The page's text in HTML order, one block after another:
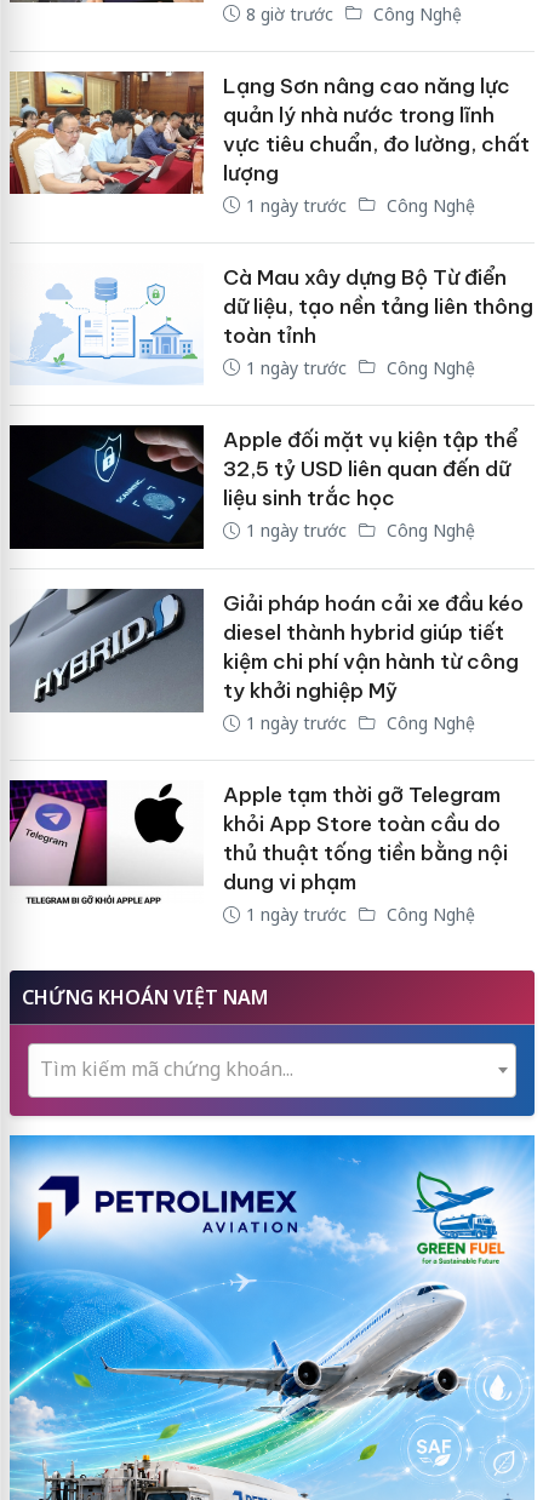
8 giờ trước Công Nghệ
Lạng Sơn nâng cao năng lực
quản lý nhà nước trong lĩnh
vực tiêu chuẩn, đo lường, chất
lượng
1 ngày trước Công Nghệ
Cà Mau xây dựng Bộ Từ điển
dữ liệu, tạo nền tảng liên thông
toàn tỉnh
1 ngày trước Công Nghệ
Apple đối mặt vụ kiện tập thể
32,5 tỷ USD liên quan đến dữ
liệu sinh trắc học
1 ngày trước Công Nghệ
Giải pháp hoán cải xe đầu kéo
diesel thành hybrid giúp tiết
kiệm chi phí vận hành từ công
ty khởi nghiệp Mỹ
1 ngày trước Công Nghệ
Apple tạm thời gỡ Telegram
khỏi App Store toàn cầu do
thủ thuật tống tiền bằng nội
dung vi phạm
1 ngày trước Công Nghệ
CHỨNG KHOÁN VIỆT NAM
Tìm kiếm mã chứng khoán...